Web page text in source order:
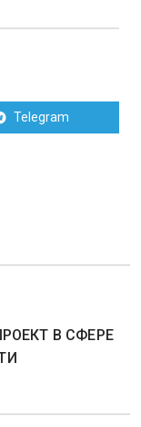
Telegram
В СФЕРЕ